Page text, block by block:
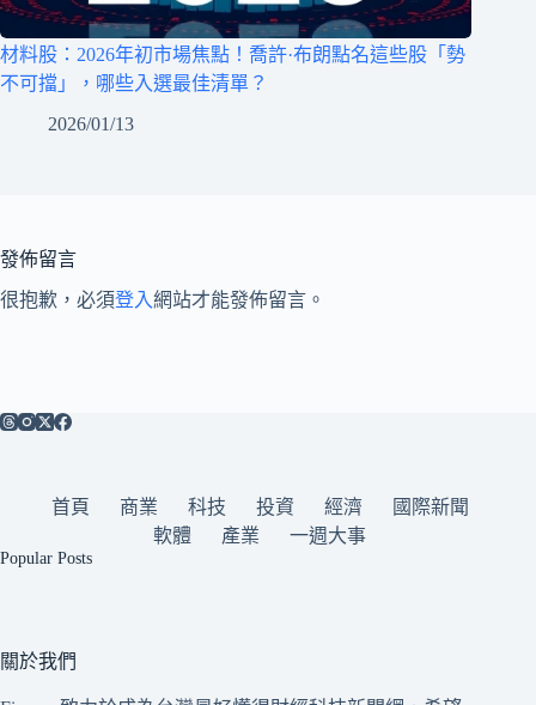
材料股：2026年初市場焦點！喬許·布朗點名這些股「勢
不可擋」，哪些入選最佳清單？
2026/01/13
發佈留言
很抱歉，必須登入網站才能發佈留言。
首頁 商業 科技 投資 經濟
國際新聞
軟體
產業 一週大事
Popular Posts
關於我們